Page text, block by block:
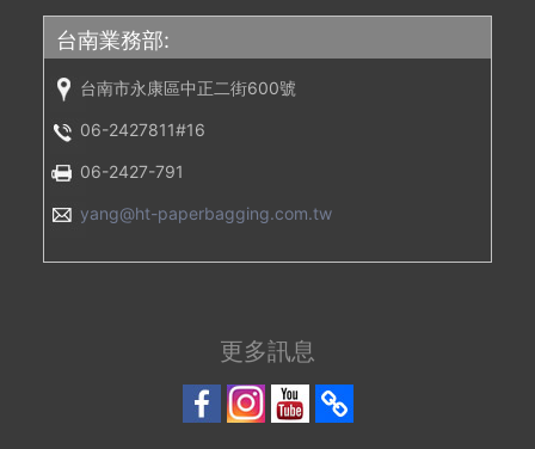
台南業務部:
台南市永康區中正二街600號
06-2427811#16
06-2427-791
yang@ht-paperbagging.com.tw
更多訊息